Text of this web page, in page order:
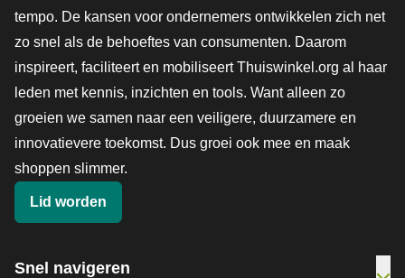
tempo. De kansen voor ondernemers ontwikkelen zich net
zo snel als de behoeftes van consumenten. Daarom
inspireert, faciliteert en mobiliseert Thuiswinkel.org al haar
leden met kennis, inzichten en tools. Want alleen zo
groeien we samen naar een veiligere, duurzamere en
innovatievere toekomst. Dus groei ook mee en maak
shoppen slimmer.
Lid worden
Snel navigeren